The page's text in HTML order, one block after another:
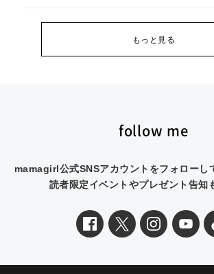
もっと見る
follow me
mamagirl公式SNSアカウントをフォローし
読者限定イベントやプレゼント告知